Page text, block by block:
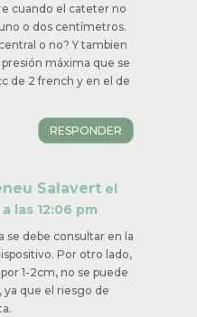
cuando el cateter no
o dos centímetros.
o no? Y tambien
máxima que se
de 2 french y en el de
RESPONDER
Salavert el
las 12:06 pm
se debe consultar en la
Por otro lado,
1-2cm, no se puede
ya que el riesgo de